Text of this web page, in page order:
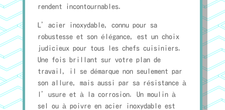
rendent incontournables.
L’acier inoxydable, connu pour sa
robustesse et son élégance, est un choix
judicieux pour tous les chefs cuisiniers.
Une fois brillant sur votre plan de
travail, il se démarque non seulement par
son allure, mais aussi par sa résistance à
l’usure et à la corrosion. Un moulin à
sel ou à poivre en acier inoxydable est